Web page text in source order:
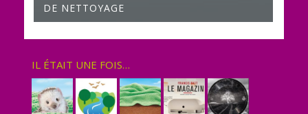
DE NETTOYAGE
IL ÉTAIT UNE FOIS…